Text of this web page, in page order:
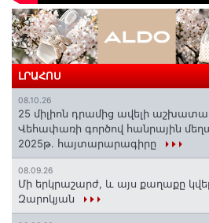
ԼՐԱՀՈՍ
08.10.26
25 միլիոն դրամից ավելի
Վեհափառի գործով հանրային
2025թ. հայտարարագիրը
08.09.26
Մի երկրաշարժ, և այս քաղաքը
Զարոկյան